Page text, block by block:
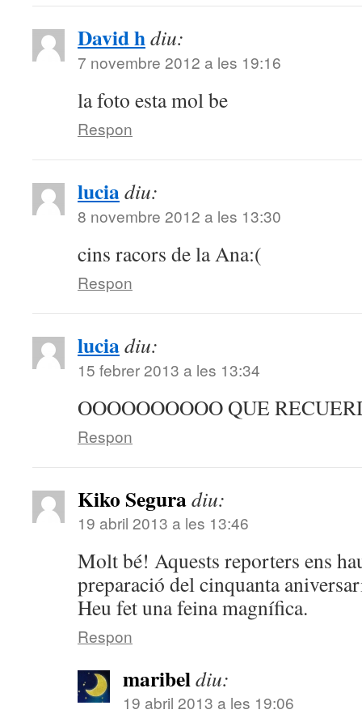
David hdiu:
7 novembre 2012 a les 19:16
la foto esta mol be
Respon
luciadiu:
8 novembre 2012 a les 13:30
cins racors de la Ana:(
Respon
luciadiu:
15 febrer 2013 a les 13:34
OOOOOOOOOO QUE
Respon
Kiko Seguradiu:
19 abril 2013 a les 13:46
Molt bé! Aquests reporters ens
preparació del cinquanta
Heu fet una feina magnífica.
Respon
maribeldiu:
19 abril 2013 a les 19:06